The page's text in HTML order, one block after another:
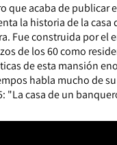
que acaba de publicar
la historia de la casa
Fue construida por el
de los 60 como
de esta mansión
habla mucho de
"La casa de un